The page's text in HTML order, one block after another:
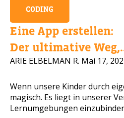
CODING
Eine App erstellen:
Der ultimative
ARIE ELBELMAN R. Mai 17,
Wenn unsere Kinder durch
magisch. Es liegt in unserer
Lernumgebungen
Lesen Sie unsere
BITTE